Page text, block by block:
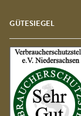
GÜTESIEGEL